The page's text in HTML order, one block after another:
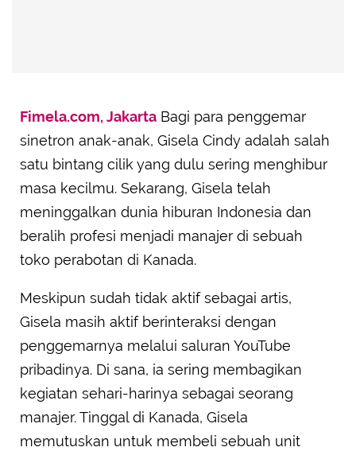
Fimela.com, Jakarta Bagi para penggemar
sinetron anak-anak, Gisela Cindy adalah salah
satu bintang cilik yang dulu sering menghibur
masa kecilmu. Sekarang, Gisela telah
meninggalkan dunia hiburan Indonesia dan
beralih profesi menjadi manajer di sebuah
toko perabotan di Kanada.
Meskipun sudah tidak aktif sebagai artis,
Gisela masih aktif berinteraksi dengan
penggemarnya melalui saluran YouTube
pribadinya. Di sana, ia sering membagikan
kegiatan sehari-harinya sebagai seorang
manajer. Tinggal di Kanada, Gisela
memutuskan untuk membeli sebuah unit